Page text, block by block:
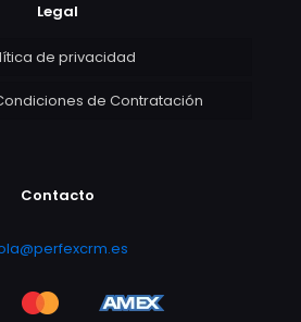
Legal
de privacidad
de Contratación
Contacto